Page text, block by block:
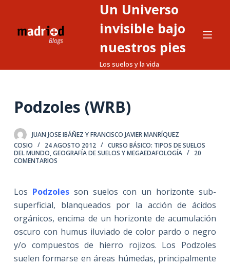
o
n
d
o
Un Universo
invisible bajo
nuestros pies
Los suelos y la vida
Podzoles (WRB)
JUAN JOSE IBÁÑEZ Y FRANCISCO JAVIER MANRÍQUEZ
COSIO
24 AGOSTO 2012
CURSO BÁSICO: TIPOS DE SUELOS
DEL MUNDO,GEOGRAFÍA DE SUELOS Y MEGAEDAFOLOGÍA
20
COMENTARIOS
Los Podzolesson suelos con un horizonte sub-
superficial, blanqueados por la acción de ácidos
orgánicos, encima de un horizonte de acumulación
oscuro con humus iluviado de color pardo o negro
y/o compuestos de hierro rojizos. Los Podzoles
suelen formarse en áreas húmedas, principalmente